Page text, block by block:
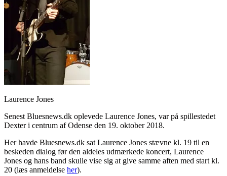
Laurence Jones
Senest Bluesnews.dk oplevede Laurence Jones, var på spillestedet
Dexter i centrum af Odense den 19. oktober 2018.
Her havde Bluesnews.dk sat Laurence Jones stævne kl. 19 til en
beskeden dialog før den aldeles udmærkede koncert, Laurence
Jones og hans band skulle vise sig at give samme aften med start kl.
20 (læs anmeldelse her).